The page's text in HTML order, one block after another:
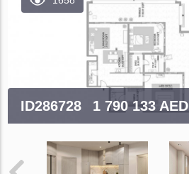
ID286728 1 790 133 AED